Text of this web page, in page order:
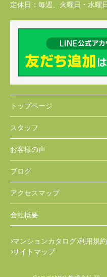
定休日： 毎週、火曜日・水曜
トップページ
スタッフ
お客様の声
ブログ
アクセスマップ
会社概要
マンションカタログ 利用規約
サイトマップ